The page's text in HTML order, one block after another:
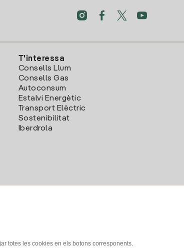
T'interessa
Consells Llum
Consells Gas
Autoconsum
Estalvi Energètic
Transport Elèctric
Sostenibilitat
Iberdrola
totes les cookies en els botons corresponents.